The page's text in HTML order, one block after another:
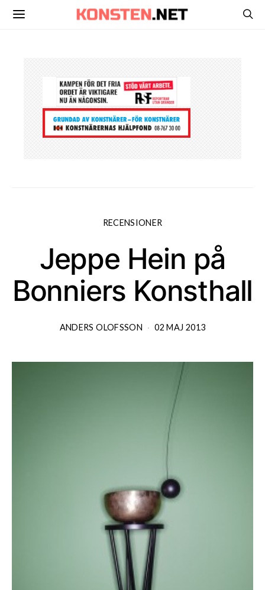
RECENSIONER
Jeppe Hein på
Bonniers Konsthall
ANDERS OLOFSSON 02 MAJ 2013